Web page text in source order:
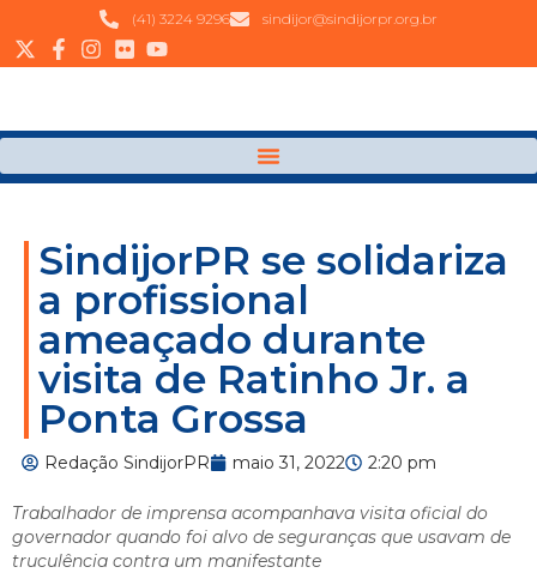
(41) 3224 9296 sindijor@sindijorpr.org.br
SindijorPR se solidariza
a profissional
ameaçado durante
visita de Ratinho Jr. a
Ponta Grossa
Redação SindijorPR maio 31, 2022 2:20 pm
Trabalhador de imprensa acompanhava visita oficial do
governador quando foi alvo de seguranças que usavam de
truculência contra um manifestante